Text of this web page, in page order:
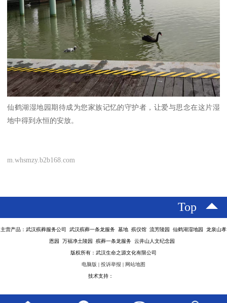
仙鹤湖湿地园期待成为您家族记忆的守护者，让爱与思念在这片湿
地中得到永恒的安放。
m.whsmzy.b2b168.com
Top
主营产品：武汉殡葬服务公司 武汉殡葬一条龙服务 墓地 殡仪馆 流芳陵园 仙鹤湖湿地园 龙泉山孝
恩园 万福净土陵园 殡葬一条龙服务 云井山人文纪念园
版权所有：武汉生命之源文化有限公司
电脑版 | 投诉举报 | 网站地图
技术支持：